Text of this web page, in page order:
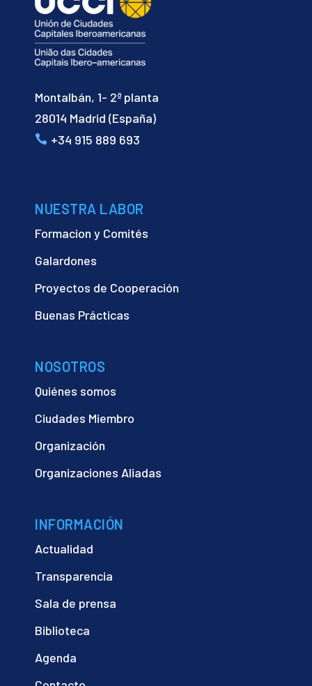
Montalbán, 1- 2ª planta
28014 Madrid (España)
+34 915 889 693
NUESTRA LABOR
Formacion y Comités
Galardones
Proyectos de Cooperación
Buenas Prácticas
NOSOTROS
Quiénes somos
Ciudades Miembro
Organización
Organizaciones Aliadas
INFORMACIÓN
Actualidad
Transparencia
Sala de prensa
Biblioteca
Agenda